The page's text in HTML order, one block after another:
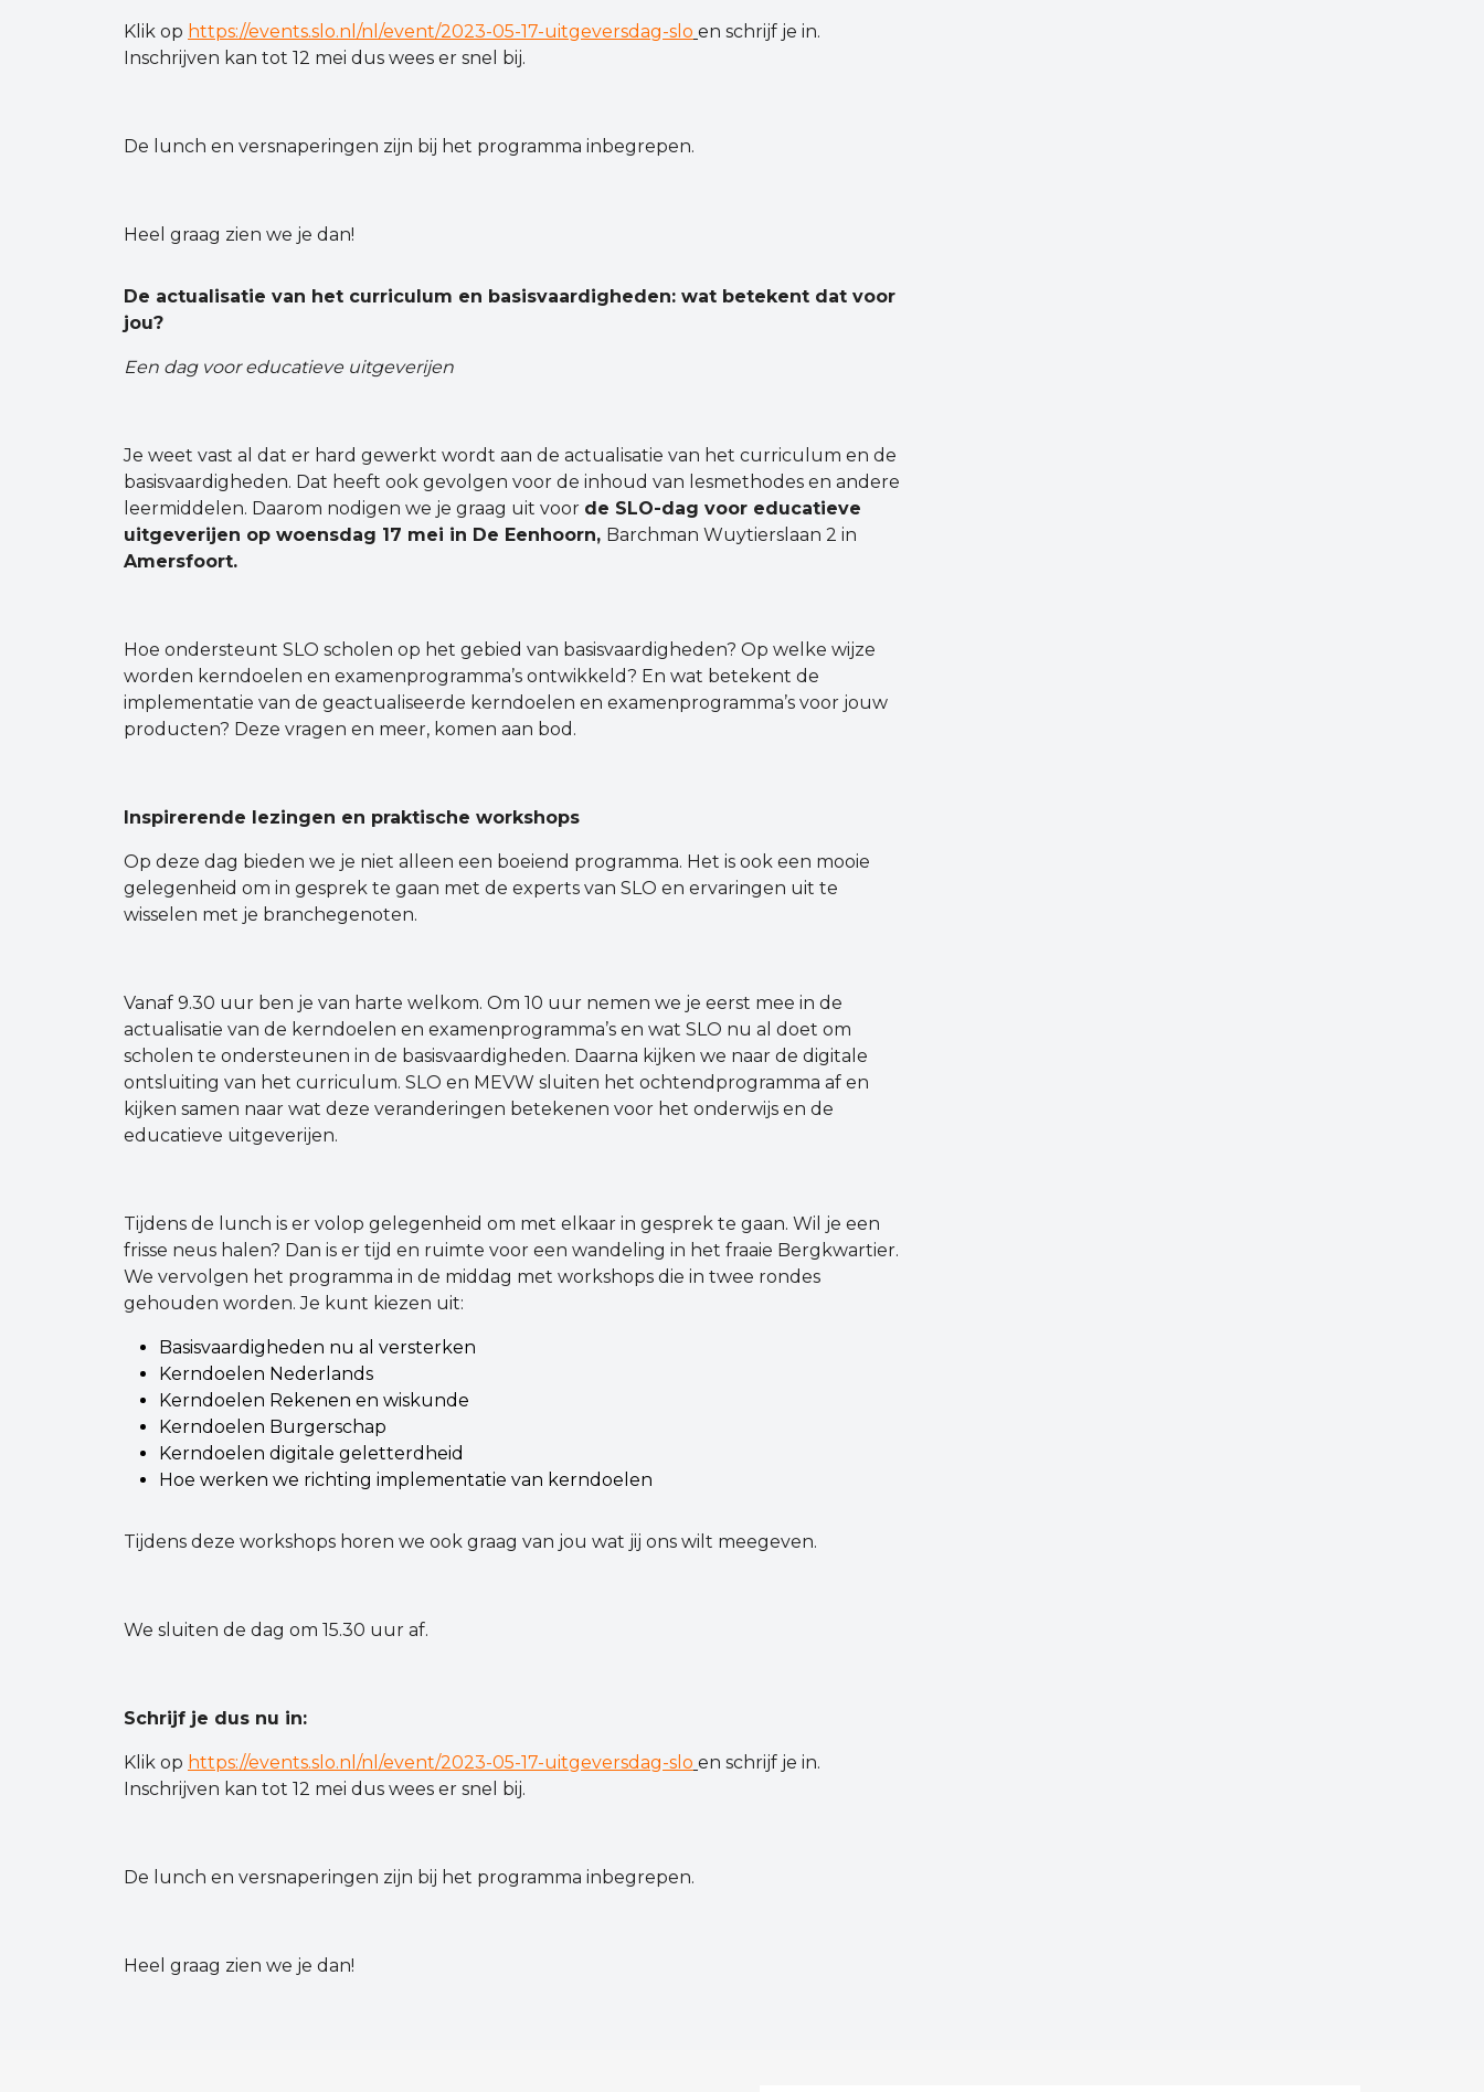
Klik op https://events.slo.nl/nl/event/2023-05-17-uitgeversdag-slo en schrijf je in.
Inschrijven kan tot 12 mei dus wees er snel bij.
De lunch en versnaperingen zijn bij het programma inbegrepen.
Heel graag zien we je dan!
De actualisatie van het curriculum en basisvaardigheden: wat betekent dat voor
jou?
Een dag voor educatieve uitgeverijen
Je weet vast al dat er hard gewerkt wordt aan de actualisatie van het curriculum en de
basisvaardigheden. Dat heeft ook gevolgen voor de inhoud van lesmethodes en andere
leermiddelen. Daarom nodigen we je graag uit voor de SLO-dag voor educatieve
uitgeverijen op woensdag 17 mei in De Eenhoorn, Barchman Wuytierslaan 2 in
Amersfoort.
Hoe ondersteunt SLO scholen op het gebied van basisvaardigheden? Op welke wijze
worden kerndoelen en examenprogramma’s ontwikkeld? En wat betekent de
implementatie van de geactualiseerde kerndoelen en examenprogramma’s voor jouw
producten? Deze vragen en meer, komen aan bod.
Inspirerende lezingen en praktische workshops
Op deze dag bieden we je niet alleen een boeiend programma. Het is ook een mooie
gelegenheid om in gesprek te gaan met de experts van SLO en ervaringen uit te
wisselen met je branchegenoten.
Vanaf 9.30 uur ben je van harte welkom. Om 10 uur nemen we je eerst mee in de
actualisatie van de kerndoelen en examenprogramma’s en wat SLO nu al doet om
scholen te ondersteunen in de basisvaardigheden. Daarna kijken we naar de digitale
ontsluiting van het curriculum. SLO en MEVW sluiten het ochtendprogramma af en
kijken samen naar wat deze veranderingen betekenen voor het onderwijs en de
educatieve uitgeverijen.
Tijdens de lunch is er volop gelegenheid om met elkaar in gesprek te gaan. Wil je een
frisse neus halen? Dan is er tijd en ruimte voor een wandeling in het fraaie Bergkwartier.
We vervolgen het programma in de middag met workshops die in twee rondes
gehouden worden. Je kunt kiezen uit:
Basisvaardigheden nu al versterken
Kerndoelen Nederlands
Kerndoelen Rekenen en wiskunde
Kerndoelen Burgerschap
Kerndoelen digitale geletterdheid
Hoe werken we richting implementatie van kerndoelen
Tijdens deze workshops horen we ook graag van jou wat jij ons wilt meegeven.
We sluiten de dag om 15.30 uur af.
Schrijf je dus nu in:
Klik op https://events.slo.nl/nl/event/2023-05-17-uitgeversdag-slo en schrijf je in.
Inschrijven kan tot 12 mei dus wees er snel bij.
De lunch en versnaperingen zijn bij het programma inbegrepen.
Heel graag zien we je dan!